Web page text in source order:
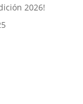
2026!